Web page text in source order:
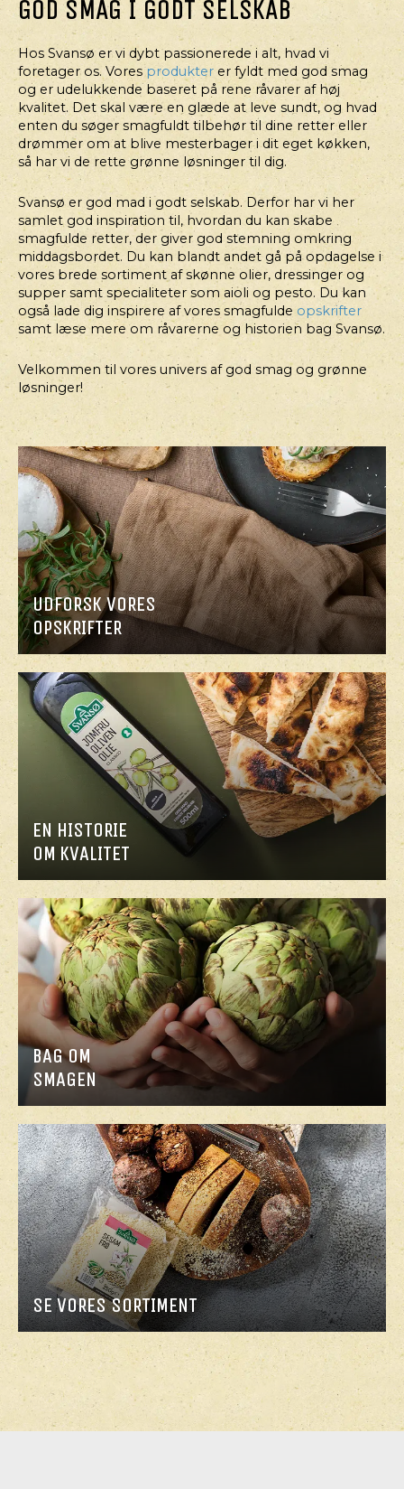
OG
AVOCADO
CREME
BEARNAISESAUCE
HOVEDRET
GOURMETSANDWICH
HOVEDRET
PASTARET
MED
GRØN
PESTO
GOD SMAG I GODT SELSKAB
Hos Svansø er vi dybt passionerede i alt, hvad vi
foretager os. Voresprodukter er fyldt med god smag
og er udelukkende baseret på rene råvarer af høj
kvalitet. Det skal være en glæde at leve sundt, og hvad
enten du søger smagfuldt tilbehør til dine retter eller
drømmer om at blive mesterbager i dit eget køkken,
så har vi de rette grønne løsninger til dig.
Svansø er god mad i godt selskab. Derfor har vi her
samlet god inspiration til, hvordan du kan skabe
smagfulde retter, der giver god stemning omkring
middagsbordet. Du kan blandt andet gå på opdagelse i
vores brede sortiment af skønne olier, dressinger og
supper samt specialiteter som aioli og pesto. Du kan
også lade dig inspirere af vores smagfulde opskrifter
samt læse mere om råvarerne og historien bag Svansø.
Velkommen til vores univers af god smag og grønne
løsninger!
UDFORSK VORES
OPSKRIFTER
EN HISTORIE
OM KVALITET
BAG OM
SMAGEN
SE VORES SORTIMENT